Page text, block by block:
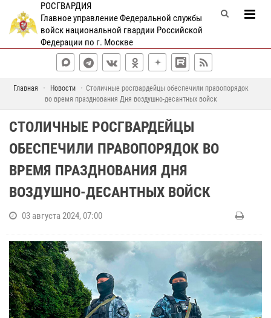
РОСГВАРДИЯ
Главное управление Федеральной службы
войск национальной гвардии Российской
Федерации по г. Москве
Главная Новости
Столичные росгвардейцы обеспечили правопорядок
во время празднования Дня воздушно-десантных войск
СТОЛИЧНЫЕ РОСГВАРДЕЙЦЫ
ОБЕСПЕЧИЛИ ПРАВОПОРЯДОК ВО
ВРЕМЯ ПРАЗДНОВАНИЯ ДНЯ
ВОЗДУШНО-ДЕСАНТНЫХ ВОЙСК
03 августа 2024, 07:00